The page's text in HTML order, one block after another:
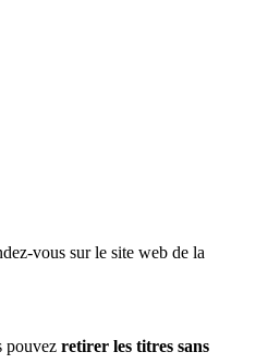
vous sur le site web de la
pouvez retirer les titres sans